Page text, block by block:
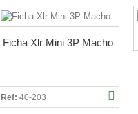
Ficha Xlr Mini 3P Macho
Ref: 40-203